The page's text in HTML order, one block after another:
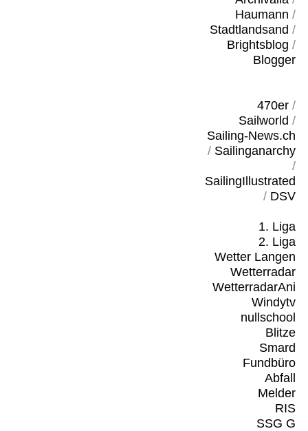
Haumann /
Stadtlandsand /
Brightsblog /
Blogger
470er/
Sailworld /
Sailing-News.ch
/ Sailinganarchy
/
SailingIllustrated
/ DSV
1. Liga
2. Liga
Wetter Langen
Wetterradar
WetterradarAni
Windytv
nullschool
Blitze
Smard
Fundbüro
Abfall
Melder
RIS
SSG G